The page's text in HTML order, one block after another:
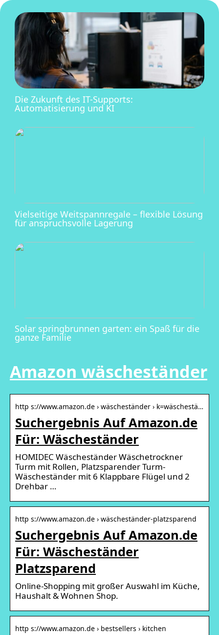
Die Zukunft des IT-Supports:
Automatisierung und KI
Vielseitige Weitspannregale – flexible Lösung
für anspruchsvolle Lagerung
Solar springbrunnen garten: ein Spaß für die
ganze Familie
Amazon wäscheständer
http s://www.amazon.de › wäscheständer › k=wäschestä…
Suchergebnis Auf Amazon.de
Für: Wäscheständer
HOMIDEC Wäscheständer Wäschetrockner
Turm mit Rollen, Platzsparender Turm-
Wäscheständer mit 6 Klappbare Flügel und 2
Drehbar …
http s://www.amazon.de › wäscheständer-platzsparend
Suchergebnis Auf Amazon.de
Für: Wäscheständer
Platzsparend
Online-Shopping mit großer Auswahl im Küche,
Haushalt & Wohnen Shop.
http s://www.amazon.de › bestsellers › kitchen